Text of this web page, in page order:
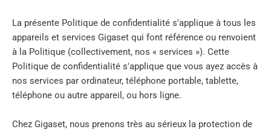
La présente Politique de confidentialité s'applique à tous les
appareils et services Gigaset qui font référence ou renvoient
à la Politique (collectivement, nos « services »). Cette
Politique de confidentialité s'applique que vous ayez accès à
nos services par ordinateur, téléphone portable, tablette,
téléphone ou autre appareil, ou hors ligne.
Chez Gigaset, nous prenons très au sérieux la protection de